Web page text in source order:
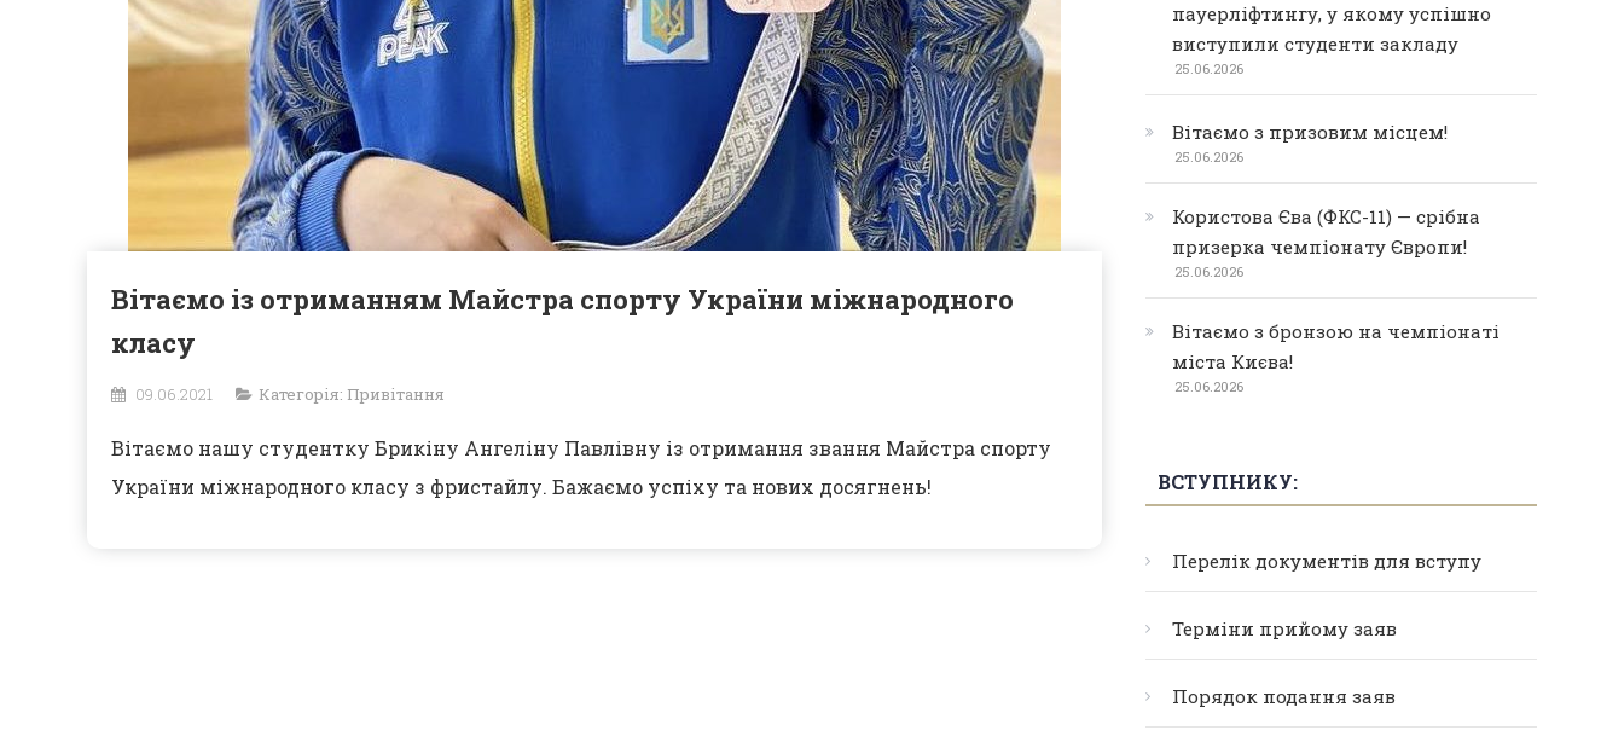
Вітаємо із отриманням Майстра спорту України міжнародного
класу
09.06.2021 Категорія: Привітання
Вітаємо нашу студентку Брикіну Ангеліну Павлівну із отримання звання Майстра спорту
України міжнародного класу з фристайлу. Бажаємо успіху та нових досягнень!
пауерліфтингу, у якому успішно
виступили студенти закладу
25.06.2026
Вітаємо з призовим місцем!
25.06.2026
Користова Єва (ФКС-11) — срібна
призерка чемпіонату Європи!
25.06.2026
Вітаємо з бронзою на чемпіонаті
міста Києва!
25.06.2026
ВСТУПНИКУ:
Перелік документів для вступу
Терміни прийому заяв
Порядок подання заяв